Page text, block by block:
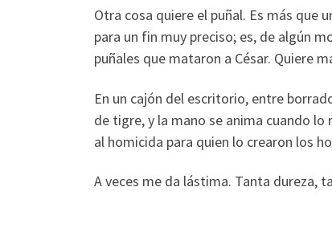
Otra cosa quiere el puñal. Es más que
para un fin muy preciso; es, de algún
puñales que mataron a César. Quiere
En un cajón del escritorio, entre
de tigre, y la mano se anima cuando
al homicida para quien lo crearon los
A veces me da lástima. Tanta dureza,